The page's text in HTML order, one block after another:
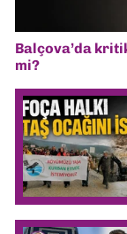
Balçova’da
mi?